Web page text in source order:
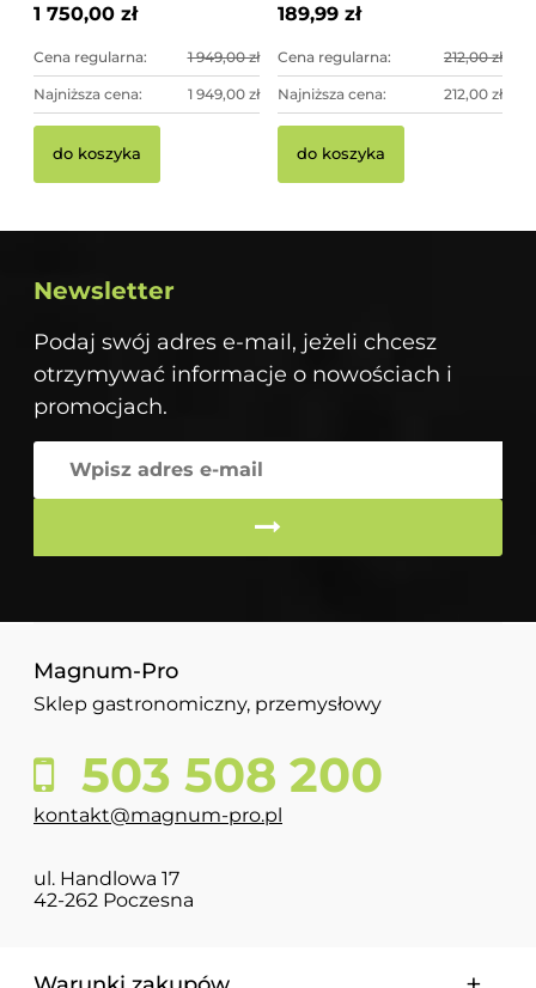
1 750,00 zł
Cena regularna: 1 949,00 zł
Najniższa cena: 1 949,00 zł
do koszyka
189,99 zł
Cena regularna: 212,00 zł
Najniższa cena: 212,00 zł
do koszyka
Newsletter
Podaj swój adres e-mail, jeżeli chcesz
otrzymywać informacje o nowościach i
promocjach.
Magnum-Pro
Sklep gastronomiczny, przemysłowy
503 508 200
kontakt@magnum-pro.pl
ul. Handlowa 17
42-262 Poczesna